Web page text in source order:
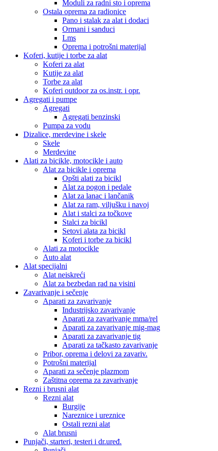
Moduli za radni sto i oprema
Ostala oprema za radionice
Pano i stalak za alat i dodaci
Ormani i sanduci
Lms
Oprema i potrošni materijal
Koferi, kutije i torbe za alat
Koferi za alat
Kutije za alat
Torbe za alat
Koferi outdoor za os.instr. i opr.
Agregati i pumpe
Agregati
Agregati benzinski
Pumpa za vodu
Dizalice, merdevine i skele
Skele
Merdevine
Alati za bicikle, motocikle i auto
Alat za bicikle i oprema
Opšti alati za bicikl
Alat za pogon i pedale
Alat za lanac i lančanik
Alat za ram, viljušku i navoj
Alat i stalci za točkove
Stalci za bicikl
Setovi alata za bicikl
Koferi i torbe za bicikl
Alati za motocikle
Auto alat
Alat specijalni
Alat neiskreći
Alat za bezbedan rad na visini
Zavarivanje i sečenje
Aparati za zavarivanje
Industrijsko zavarivanje
Aparati za zavarivanje mma/rel
Aparati za zavarivanje mig-mag
Aparati za zavarivanje tig
Aparati za tačkasto zavarivanje
Pribor, oprema i delovi za zavariv.
Potrošni materijal
Aparati za sečenje plazmom
Zaštitna oprema za zavarivanje
Rezni i brusni alat
Rezni alat
Burgije
Nareznice i ureznice
Ostali rezni alat
Alat brusni
Punjači, starteri, testeri i dr.uređ.